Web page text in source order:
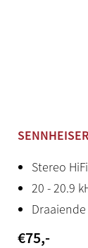
Design
Stereo HiFi
20 - 20.9
€75,-